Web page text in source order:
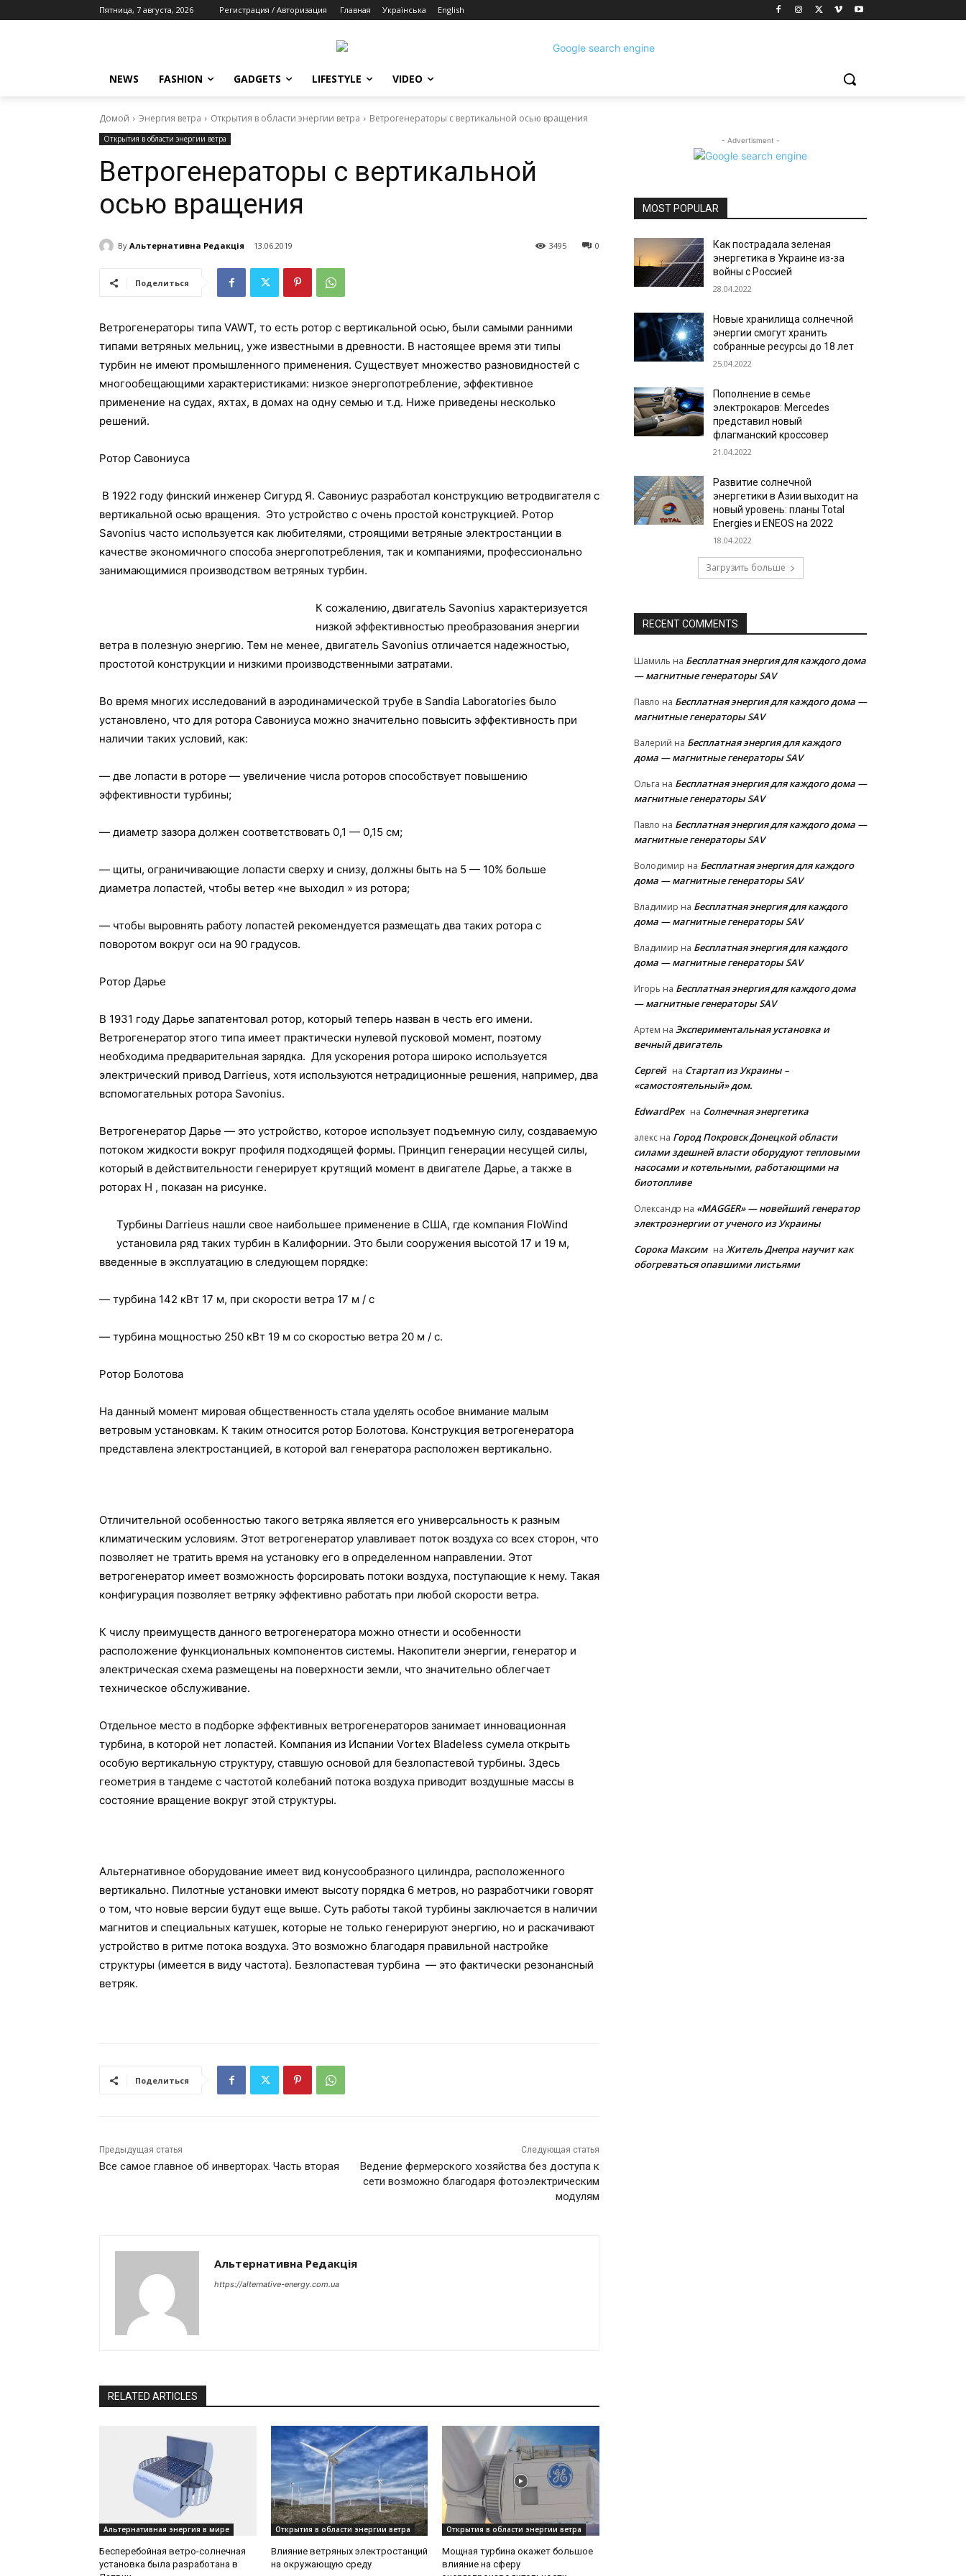
Пятница, 7 августа, 2026 Регистрация / Авторизация Главная Українська English
NEWS FASHION GADGETS LIFESTYLE VIDEO
Домой Энергия ветра Открытия в области энергии ветра Ветрогенераторы с вертикальной осью вращения
Открытия в области энергии ветра
Ветрогенераторы с вертикальной
осью вращения
By Альтернативна Редакція 13.06.2019 0
3495
Поделиться
Ветрогенераторы типа VAWT, то есть ротор с вертикальной осью, были самыми ранними
типами ветряных мельниц, уже известными в древности. В настоящее время эти типы
турбин не имеют промышленного применения. Существует множество разновидностей с
многообещающими характеристиками: низкое энергопотребление, эффективное
применение на судах, яхтах, в домах на одну семью и т.д. Ниже приведены несколько
решений.
Ротор Савониуса
В 1922 году финский инженер Сигурд Я. Савониус разработал конструкцию ветродвигателя с
вертикальной осью вращения. Это устройство с очень простой конструкцией. Ротор
Savonius часто используется как любителями, строящими ветряные электростанции в
качестве экономичного способа энергопотребления, так и компаниями, профессионально
занимающимися производством ветряных турбин.
К сожалению, двигатель Savonius характеризуется
низкой эффективностью преобразования энергии
ветра в полезную энергию. Тем не менее, двигатель Savonius отличается надежностью,
простотой конструкции и низкими производственными затратами.
Во время многих исследований в аэродинамической трубе в Sandia Laboratories было
установлено, что для ротора Савониуса можно значительно повысить эффективность при
наличии таких условий, как:
— две лопасти в роторе — увеличение числа роторов способствует повышению
эффективности турбины;
— диаметр зазора должен соответствовать 0,1 — 0,15 см;
— щиты, ограничивающие лопасти сверху и снизу, должны быть на 5 — 10% больше
диаметра лопастей, чтобы ветер «не выходил » из ротора;
— чтобы выровнять работу лопастей рекомендуется размещать два таких ротора с
поворотом вокруг оси на 90 градусов.
Ротор Дарье
В 1931 году Дарье запатентовал ротор, который теперь назван в честь его имени.
Ветрогенератор этого типа имеет практически нулевой пусковой момент, поэтому
необходима предварительная зарядка. Для ускорения ротора широко используется
электрический привод Darrieus, хотя используются нетрадиционные решения, например, два
вспомогательных ротора Savonius.
Ветрогенератор Дарье — это устройство, которое использует подъемную силу, создаваемую
потоком жидкости вокруг профиля подходящей формы. Принцип генерации несущей силы,
который в действительности генерирует крутящий момент в двигателе Дарье, а также в
роторах H , показан на рисунке.
Турбины Darrieus нашли свое наибольшее применение в США, где компания FloWind
установила ряд таких турбин в Калифорнии. Это были сооружения высотой 17 и 19 м,
введенные в эксплуатацию в следующем порядке:
— турбина 142 кВт 17 м, при скорости ветра 17 м / с
— турбина мощностью 250 кВт 19 м со скоростью ветра 20 м / с.
Ротор Болотова
На данный момент мировая общественность стала уделять особое внимание малым
ветровым установкам. К таким относится ротор Болотова. Конструкция ветрогенератора
представлена электростанцией, в которой вал генератора расположен вертикально.
Отличительной особенностью такого ветряка является его универсальность к разным
климатическим условиям. Этот ветрогенератор улавливает поток воздуха со всех сторон, что
позволяет не тратить время на установку его в определенном направлении. Этот
ветрогенератор имеет возможность форсировать потоки воздуха, поступающие к нему. Такая
конфигурация позволяет ветряку эффективно работать при любой скорости ветра.
К числу преимуществ данного ветрогенератора можно отнести и особенности
расположение функциональных компонентов системы. Накопители энергии, генератор и
электрическая схема размещены на поверхности земли, что значительно облегчает
техническое обслуживание.
Отдельное место в подборке эффективных ветрогенераторов занимает инновационная
турбина, в которой нет лопастей. Компания из Испании Vortex Bladeless сумела открыть
особую вертикальную структуру, ставшую основой для безлопастевой турбины. Здесь
геометрия в тандеме с частотой колебаний потока воздуха приводит воздушные массы в
состояние вращение вокруг этой структуры.
Альтернативное оборудование имеет вид конусообразного цилиндра, расположенного
вертикально. Пилотные установки имеют высоту порядка 6 метров, но разработчики говорят
о том, что новые версии будут еще выше. Суть работы такой турбины заключается в наличии
магнитов и специальных катушек, которые не только генерируют энергию, но и раскачивают
устройство в ритме потока воздуха. Это возможно благодаря правильной настройке
структуры (имеется в виду частота). Безлопастевая турбина — это фактически резонансный
ветряк.
Поделиться
Предыдущая статья
Все самое главное об инверторах. Часть вторая
Следующая статья
Ведение фермерского хозяйства без доступа к
сети возможно благодаря фотоэлектрическим
модулям
Альтернативна Редакція
https://alternative-energy.com.ua
RELATED ARTICLES
Альтернативная энергия в мире
Бесперебойная ветро-солнечная
установка была разработана в
Открытия в области энергии ветра
Влияние ветряных электростанций
на окружающую среду
Открытия в области энергии ветра
Мощная турбина окажет большое
влияние на сферу
- Advertisment -
MOST POPULAR
Как пострадала зеленая
энергетика в Украине из-за
войны с Россией
28.04.2022
Новые хранилища солнечной
энергии смогут хранить
собранные ресурсы до 18 лет
25.04.2022
Пополнение в семье
электрокаров: Mercedes
представил новый
флагманский кроссовер
21.04.2022
Развитие солнечной
энергетики в Азии выходит на
новый уровень: планы Total
Energies и ENEOS на 2022
18.04.2022
Загрузить больше
RECENT COMMENTS
Шамиль на Бесплатная энергия для каждого дома
— магнитные генераторы SAV
Павло на Бесплатная энергия для каждого дома —
магнитные генераторы SAV
Валерий на Бесплатная энергия для каждого
дома — магнитные генераторы SAV
Ольга на Бесплатная энергия для каждого дома —
магнитные генераторы SAV
Павло на Бесплатная энергия для каждого дома —
магнитные генераторы SAV
Володимир на Бесплатная энергия для каждого
дома — магнитные генераторы SAV
Владимир на Бесплатная энергия для каждого
дома — магнитные генераторы SAV
Владимир на Бесплатная энергия для каждого
дома — магнитные генераторы SAV
Игорь на Бесплатная энергия для каждого дома
— магнитные генераторы SAV
Артем на Экспериментальная установка и
вечный двигатель
Сергей на Стартап из Украины –
«самостоятельный» дом.
EdwardPex на Солнечная энергетика
алекс на Город Покровск Донецкой области
силами здешней власти оборудуют тепловыми
насосами и котельными, работающими на
биотопливе
Олександр на «MAGGER» — новейший генератор
электроэнергии от ученого из Украины
Сорока Максим на Житель Днепра научит как
обогреваться опавшими листьями